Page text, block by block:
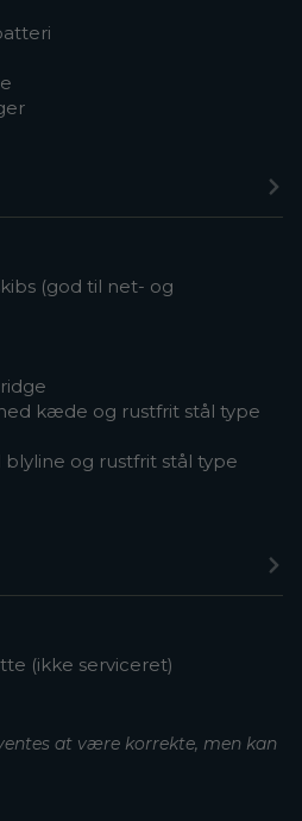
(god til net- og
kæde og rustfrit stål type
og rustfrit stål type
(ikke serviceret)
at være korrekte, men kan